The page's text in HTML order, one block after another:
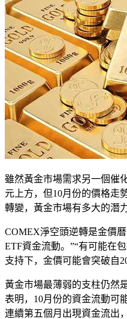
雖然黃金市場需求另一個催
元上方，但10月份的價格走
轉變，黃金市場有多大的潛力
COMEX淨空頭逆轉是金價
ETF資金流動。”“有可能在
支持下，金價可能會突破自
黃金市場最薄弱的支柱仍然
表明，10月份的資金流動可
連續第五個月出現資金流出